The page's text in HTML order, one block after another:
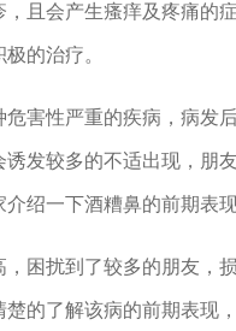
且会产生瘙痒及疼痛的
的治疗。
性严重的疾病，病发
发较多的不适出现，朋
绍一下酒糟鼻的前期表
扰到了较多的朋友，
的了解该病的前期表现